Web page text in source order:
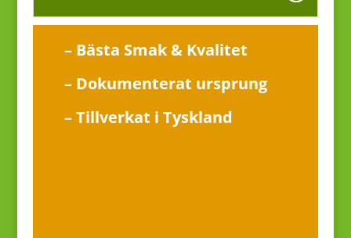
– Bästa Smak & Kvalitet
– Dokumenterat ursprung
– Tillverkat i Tyskland